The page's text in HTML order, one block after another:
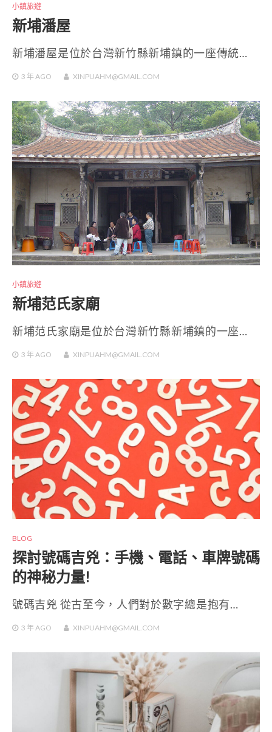
小鎮旅遊
新埔潘屋
新埔潘屋是位於台灣新竹縣新埔鎮的一座傳統…
3 年 AGO XINPUAHM@GMAIL.COM
小鎮旅遊
新埔范氏家廟
新埔范氏家廟是位於台灣新竹縣新埔鎮的一座…
3 年AGO XINPUAHM@GMAIL.COM
BLOG
探討號碼吉兇：手機、電話、車牌號碼
的神秘力量!
號碼吉兇 從古至今，人們對於數字總是抱有…
3 年AGO XINPUAHM@GMAIL.COM